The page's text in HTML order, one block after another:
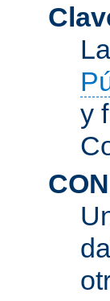
y